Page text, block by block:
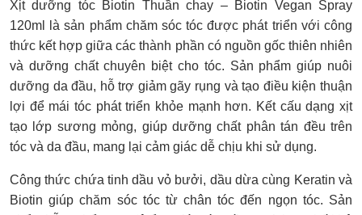
Xịt dưỡng tóc Biotin Thuần chay – Biotin Vegan Spray
120ml là sản phẩm chăm sóc tóc được phát triển với công
thức kết hợp giữa các thành phần có nguồn gốc thiên nhiên
và dưỡng chất chuyên biệt cho tóc. Sản phẩm giúp nuôi
dưỡng da đầu, hỗ trợ giảm gãy rụng và tạo điều kiện thuận
lợi để mái tóc phát triển khỏe mạnh hơn. Kết cấu dạng xịt
tạo lớp sương mỏng, giúp dưỡng chất phân tán đều trên
tóc và da đầu, mang lại cảm giác dễ chịu khi sử dụng.
Công thức chứa tinh dầu vỏ bưởi, dầu dừa cùng Keratin và
Biotin giúp chăm sóc tóc từ chân tóc đến ngọn tóc. Sản